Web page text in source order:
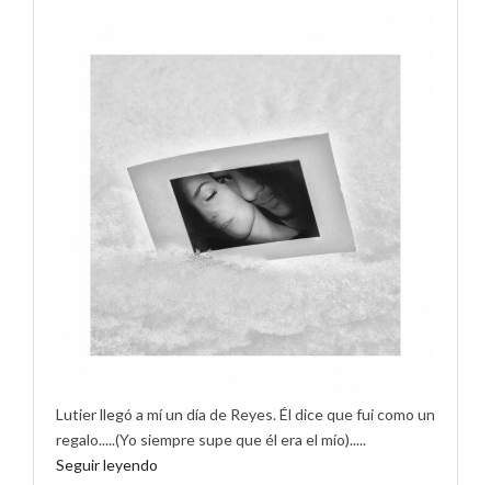
Lutier llegó a mí un día de Reyes. Él dice que fui como un
regalo.....(Yo siempre supe que él era el mío).....
Seguir leyendo